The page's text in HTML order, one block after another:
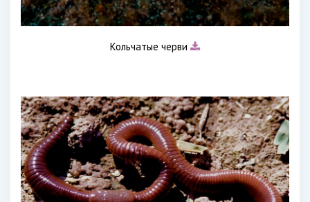
Кольчатые черви